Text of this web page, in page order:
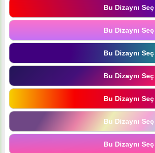
Bu Dizaynı Seç
Bu Dizaynı Seç
Bu Dizaynı Seç
Bu Dizaynı Seç
Bu Dizaynı Seç
Bu Dizaynı Seç
Bu Dizaynı Seç